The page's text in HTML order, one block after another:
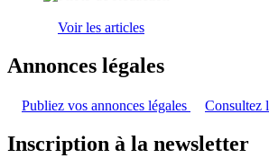
Voir les articles
Annonces légales
Publiez vos annonces légales Consultez
Inscription à la newsletter